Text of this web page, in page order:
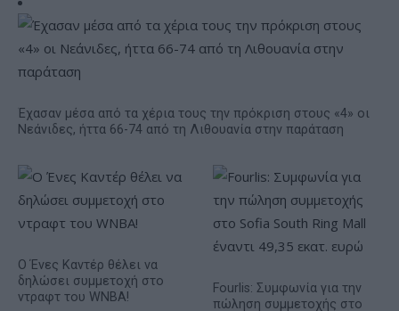
Έχασαν μέσα από τα χέρια τους την πρόκριση στους «4» οι
Νεάνιδες, ήττα 66-74 από τη Λιθουανία στην παράταση
Ο Ένες Καντέρ θέλει να
δηλώσει συμμετοχή στο
ντραφτ του WNBA!
Fourlis: Συμφωνία για την
πώληση συμμετοχής στο